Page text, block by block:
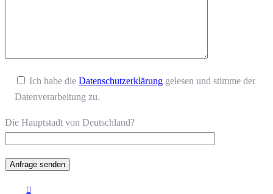
Ich habe die Datenschutzerklärung gelesen und stimme der
Datenverarbeitung zu.
Die Hauptstadt von Deutschland?